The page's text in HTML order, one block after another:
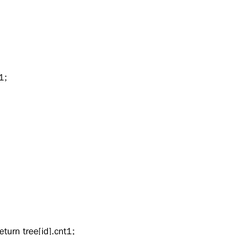
tree[id].cnt1;